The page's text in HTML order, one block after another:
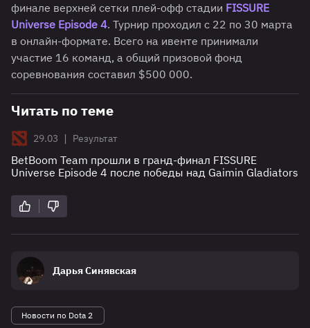
финале верхней сетки плей-офф стадии FISSURE
Universe Episode 4. Турнир проходил с 22 по 30 марта
в онлайн-формате. Всего на ивенте принимали
участие 16 команд, а общий призовой фонд
соревнования составил $500 000.
Читать по теме
29.03 | Результат
BetBoom Team прошли в гранд-финал FISSURE
Universe Episode 4 после победы над Gaimin Gladiators
Дарья Синявская
Новости по Dota 2